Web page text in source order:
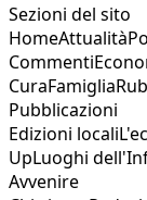
Sezioni del sito
HomeAttualità
Commenti
CuraFamiglia
Pubblicazioni
Edizioni locali
UpLuoghi
Avvenire